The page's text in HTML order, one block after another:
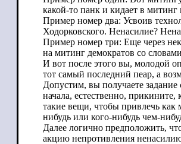
какой-то панк и кидает в
Пример номер два: Усвоив
Ходорковского. Ненасилие?
Пример номер три: Еще через
на митинг демократов со
И вот после этого вы, молодой
тот самый последний пеар, а
Допустим, вы получаете
начала, естественно,
такие вещи, чтобы привлечь как
нибудь или кого-нибудь чем-
Далее логично предположить,
акцию непротивления